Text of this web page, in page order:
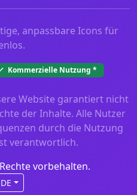
anpassbare Icons für
Kommerzielle Nutzung *
Website garantiert nicht
der Inhalte. Alle Nutzer
durch die Nutzung
verantwortlich.
vorbehalten.
DE